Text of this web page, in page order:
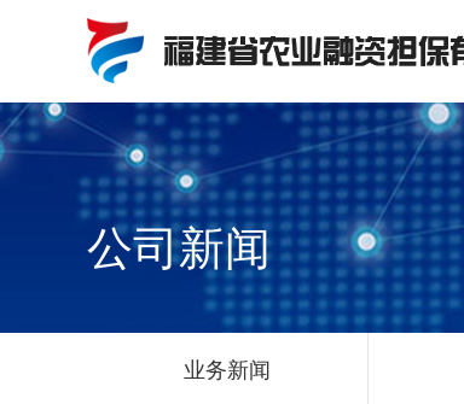
公司新闻
业务新闻